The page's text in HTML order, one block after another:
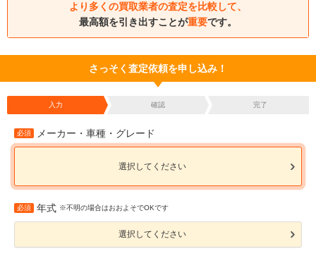
より多くの買取業者の査定を比較して、
最高額を引き出すことが重要です。
さっそく査定依頼を申し込み！
入力 確認 完了
必須 メーカー・車種・グレード
選択してください
必須 年式 ※不明の場合はおおよそでOKです
選択してください